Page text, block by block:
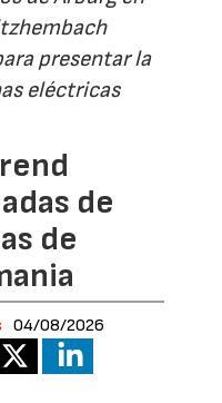
presentar la
eléctricas
de
de
04/08/2026